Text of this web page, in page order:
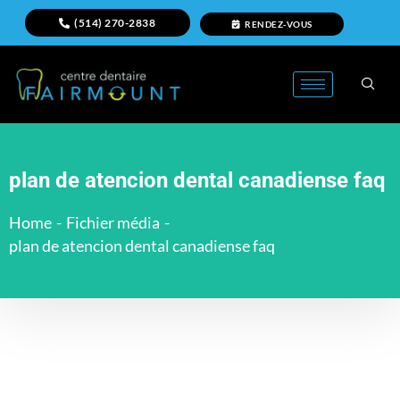
(514) 270-2838 RENDEZ-VOUS
plan de atencion dental canadiense faq
Home - Fichier média -
plan de atencion dental canadiense faq